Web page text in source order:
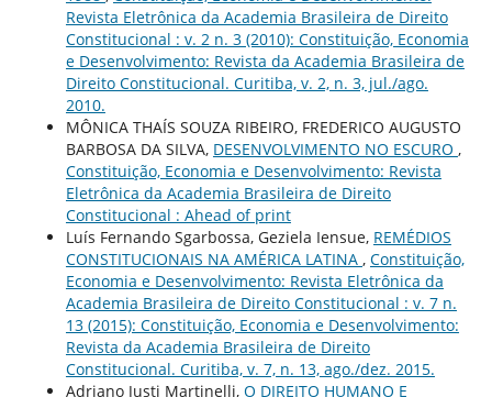
Revista Eletrônica da Academia Brasileira de Direito
Constitucional : v. 2 n. 3 (2010): Constituição, Economia
e Desenvolvimento: Revista da Academia Brasileira de
Direito Constitucional. Curitiba, v. 2, n. 3, jul./ago.
2010.
MÔNICA THAÍS SOUZA RIBEIRO, FREDERICO AUGUSTO
BARBOSA DA SILVA, DESENVOLVIMENTO NO ESCURO ,
Constituição, Economia e Desenvolvimento: Revista
Eletrônica da Academia Brasileira de Direito
Constitucional : Ahead of print
Luís Fernando Sgarbossa, Geziela Iensue, REMÉDIOS
CONSTITUCIONAIS NA AMÉRICA LATINA , Constituição,
Economia e Desenvolvimento: Revista Eletrônica da
Academia Brasileira de Direito Constitucional : v. 7 n.
13 (2015): Constituição, Economia e Desenvolvimento:
Revista da Academia Brasileira de Direito
Constitucional. Curitiba, v. 7, n. 13, ago./dez. 2015.
Adriano Justi Martinelli, O DIREITO HUMANO E